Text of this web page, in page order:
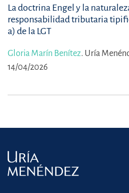
La doctrina Engel y la
responsabilidad tributaria
a) de la LGT
Gloria Marín Benítez. Uría
14/04/2026